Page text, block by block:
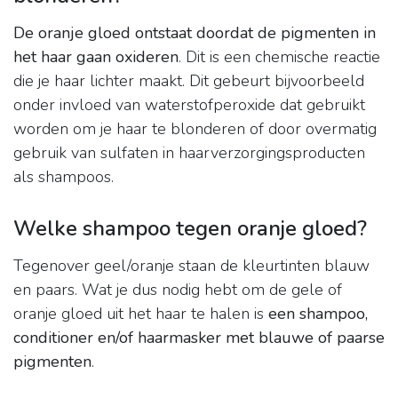
De oranje gloed ontstaat doordat de pigmenten in
het haar gaan oxideren. Dit is een chemische reactie
die je haar lichter maakt. Dit gebeurt bijvoorbeeld
onder invloed van waterstofperoxide dat gebruikt
worden om je haar te blonderen of door overmatig
gebruik van sulfaten in haarverzorgingsproducten
als shampoos.
Welke shampoo tegen oranje gloed?
Tegenover geel/oranje staan de kleurtinten blauw
en paars. Wat je dus nodig hebt om de gele of
oranje gloed uit het haar te halen is een shampoo,
conditioner en/of haarmasker met blauwe of paarse
pigmenten.